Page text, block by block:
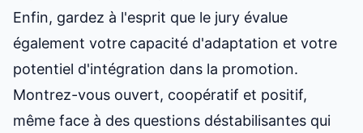
Enfin, gardez à l'esprit que le jury évalue
également votre capacité d'adaptation et votre
potentiel d'intégration dans la promotion.
Montrez-vous ouvert, coopératif et positif,
même face à des questions déstabilisantes qui